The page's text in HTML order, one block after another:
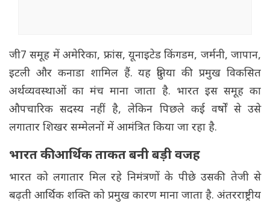
जी7 समूह में अमेरिका, फ्रांस, यूनाइटेड किंगडम, जर्मनी, जापान,
इटली और कनाडा शामिल हैं. यह दुनिया की प्रमुख विकसित
अर्थव्यवस्थाओं का मंच माना जाता है. भारत इस समूह का
औपचारिक सदस्य नहीं है, लेकिन पिछले कई वर्षों से उसे
लगातार शिखर सम्मेलनों में आमंत्रित किया जा रहा है.
भारत की आर्थिक ताकत बनी बड़ी वजह
भारत को लगातार मिल रहे निमंत्रणों के पीछे उसकी तेजी से
बढ़ती आर्थिक शक्ति को प्रमुख कारण माना जाता है. अंतरराष्ट्रीय